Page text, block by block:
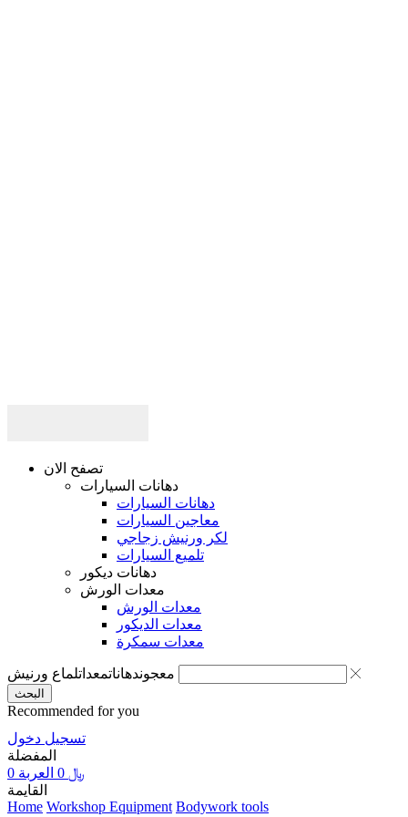
تصفح الان
دهانات السيارات
دهانات السيارات
معاجين السيارات
لكر ورنيش زجاجي
تلميع السيارات
دهانات ديكور
معدات الورش
معدات الورش
معدات الديكور
معدات سمكرة
معجوندهاناتمعداتلماع ورنيش
البحث
Recommended for you
تسجيل دخول
المفضلة
0
﷼
القايمة
Home Workshop Equipment Bodywork tools